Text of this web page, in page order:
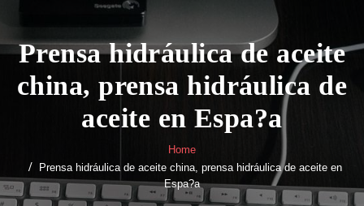
Prensa hidráulica de aceite
china, prensa hidráulica de
aceite en Espa?a
Home
Prensa hidráulica de aceite china, prensa hidráulica de aceite en
Espa?a